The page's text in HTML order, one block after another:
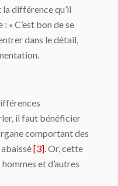
différence qu’il
« C’est bon de se
dans le détail,
il faut bénéficier
comportant des
[3] . Or, cette
et d’autres